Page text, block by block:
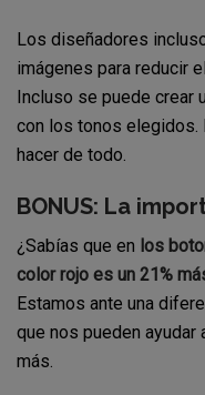
Los diseñadores
imágenes para reducir
Incluso se puede crear
con los tonos elegidos.
hacer de todo.
BONUS: La
¿Sabías que en los
color rojo es un 21%
Estamos ante una
que nos pueden ayudar
más.